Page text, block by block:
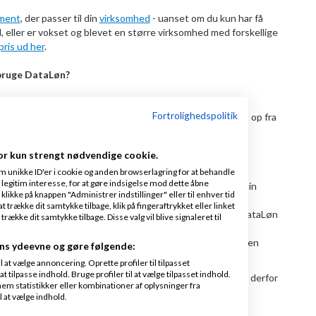
, der passer til din virksomhed - uanset om du kun har få
eller er vokset og blevet en større virksomhed med forskellige
ud her.
DataLøn?
du ikke skal bekymre dig om, at systemet er sat rigtigt op fra
den første løn, og så lægger vi sammen en plan for din
flytte data fra dit tidligere lønsystem, så vi kan sætte DataLøn
er klar til brug, får du en introduktion til at lave den
du gerne vil lave den første løn. Varigheden afhænger derfor
livline til vores implementeringsteam, hvis du har
Fortrolighedspolitik
kun strengt nødvendige cookie.
unikke ID'er i cookie og anden browserlagring for at behandle
interesse, for at gøre indsigelse mod dette åbne
på knappen "Administrer indstillinger" eller til enhver tid
trække dit samtykke tilbage, klik på fingeraftrykket eller linket
dit samtykke tilbage. Disse valg vil blive signaleret til
ydeevne og gøre følgende:
at vælge annoncering. Oprette profiler til tilpasset
indhold. Bruge profiler til at vælge tilpasset indhold.
statistikker eller kombinationer af oplysninger fra
vælge indhold.